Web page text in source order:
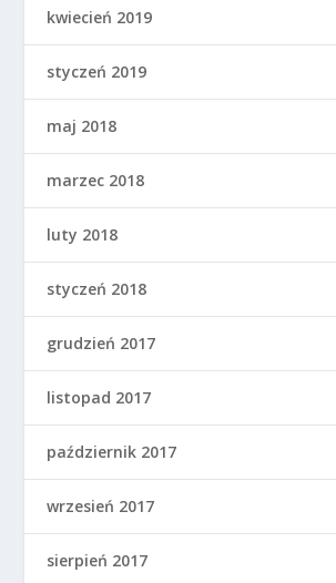
kwiecień 2019
styczeń 2019
maj 2018
marzec 2018
luty 2018
styczeń 2018
grudzień 2017
listopad 2017
październik 2017
wrzesień 2017
sierpień 2017